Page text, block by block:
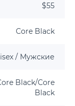
$55
Core Black
/ Мужские
Black/Core
Black